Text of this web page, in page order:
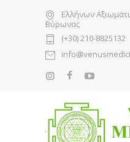
Ελλήνων
Βύρωνας
(+30) 210-8825132